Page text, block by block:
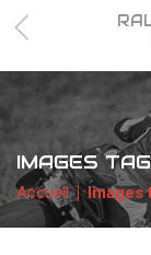
PHOTOS /
IMAGES
Accueil Images